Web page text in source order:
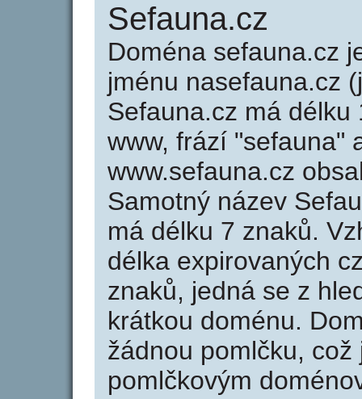
Sefauna.cz
Doména sefauna.cz
jménu nasefauna.cz
Sefauna.cz má
www, frází "sefauna"
www.sefauna.cz
Samotný název
má délku 7 znaků.
délka expirovaných
znaků, jedná se z
krátkou doménu.
žádnou pomlčku,
pomlčkovým